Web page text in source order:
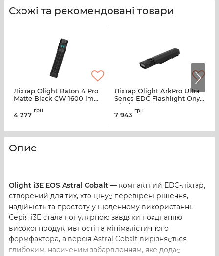
Схожі та рекомендовані товари
Ліхтар Olight Baton 4 Pro
Matte Black CW 1600 lm
4 277
грн
Ліхтар Olight ArkPro Ultra
Series EDC Flashlight Onyx
Black CW
7 943
грн
Опис
Olight i3E EOS Astral Cobalt — компактний EDC-ліхтар,
створений для тих, хто цінує перевірені рішення,
надійність та простоту у щоденному використанні.
Серія i3E стала популярною завдяки поєднанню
високої продуктивності та мінімалістичного
формфактора, а версія Astral Cobalt вирізняється
глибоким, насиченим забарвленням, яке додає